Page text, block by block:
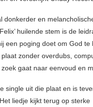
donkerder en
huilende stem is de
een poging doet om God te
zonder overdubs,
gaat naar eenvoud en
single uit die plaat en is
liedje kijkt terug op sterke